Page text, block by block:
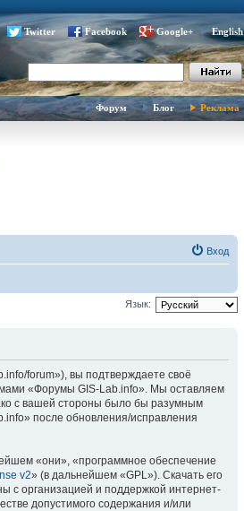
Twitter Facebook Google+ English
Форум Блог Реклама
Вход
Язык:
forum»), вы подтверждаете своё
«Форумы GIS-Lab.info». Мы оставляем
с вашей стороны было бы разумным
после обновления/исправления
«они», «программное обеспечение
v2» (в дальнейшем «GPL»). Скачать его
с организацией и поддержкой интернет-
допустимого содержания и/или